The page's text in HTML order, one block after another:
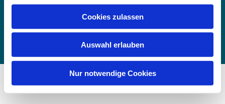
Cookies zulassen
Auswahl erlauben
Nur notwendige Cookies
Impressum Datenschutzerklärung
ChurchDesk-
Login